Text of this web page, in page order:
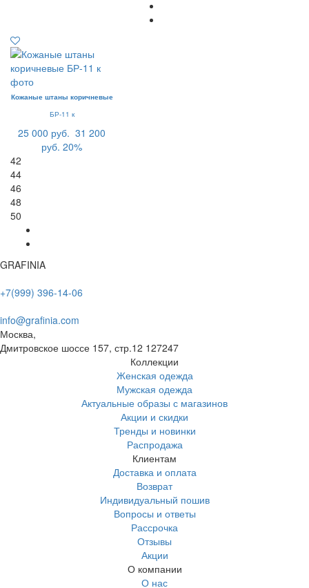
Кожаные штаны коричневые
БР-11 к
25 000 руб. 31 200
руб. 20%
42
44
46
48
50
GRAFINIA
+7(999) 396-14-06
info@grafinia.com
Москва,
Дмитровское шоссе 157, стр.12 127247
Коллекции
Женская одежда
Мужская одежда
Актуальные образы с магазинов
Акции и скидки
Тренды и новинки
Распродажа
Клиентам
Доставка и оплата
Возврат
Индивидуальный пошив
Вопросы и ответы
Рассрочка
Отзывы
Акции
О компании
О нас